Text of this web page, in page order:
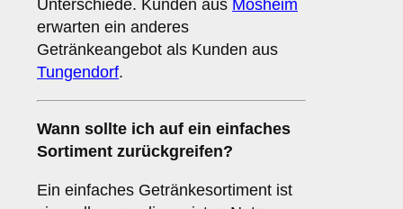
Unterschiede. Kunden aus Mosheim
erwarten ein anderes
Getränkeangebot als Kunden aus
Tungendorf.
Wann sollte ich auf ein einfaches
Sortiment zurückgreifen?
Ein einfaches Getränkesortiment ist